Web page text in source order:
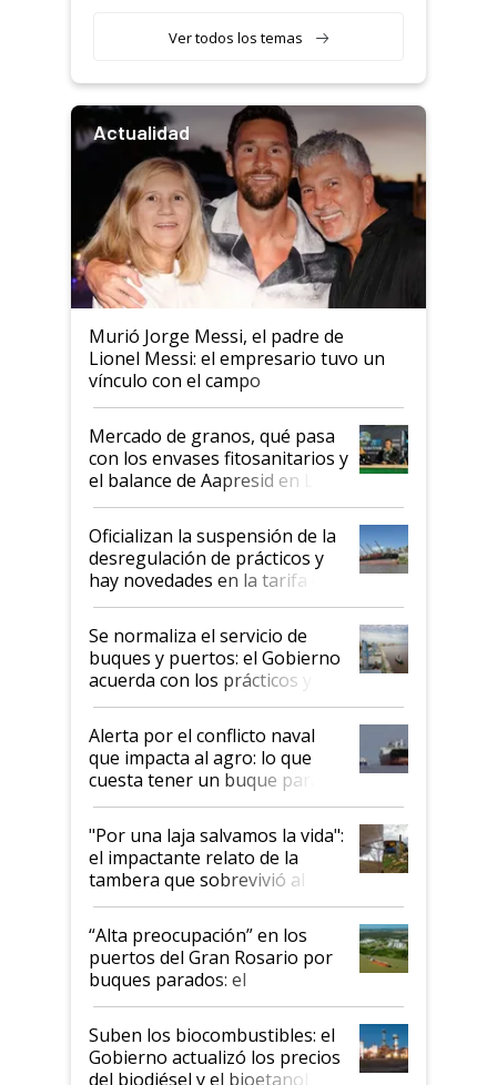
Ver todos los temas
Actualidad
Murió Jorge Messi, el padre de
Lionel Messi: el empresario tuvo un
vínculo con el campo
Mercado de granos, qué pasa
con los envases fitosanitarios y
el balance de Aapresid en La
Posta
Oficializan la suspensión de la
desregulación de prácticos y
hay novedades en la tarifa de
la hidrovía
Se normaliza el servicio de
buques y puertos: el Gobierno
acuerda con los prácticos y
suspende el decreto de
desregulación
Alerta por el conflicto naval
que impacta al agro: lo que
cuesta tener un buque parado
y el peligro de que Argentina
pase a ser "país sucio"
"Por una laja salvamos la vida":
el impactante relato de la
tambera que sobrevivió al
tornado
“Alta preocupación” en los
puertos del Gran Rosario por
buques parados: el
funcionamiento de las
exportadoras en tensión tras
la medida de fuerza de los
prácticos
Suben los biocombustibles: el
Gobierno actualizó los precios
del biodiésel y el bioetanol